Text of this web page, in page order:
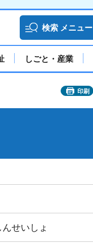
検索 メニュー
しごと・産業
印刷
せいしょ